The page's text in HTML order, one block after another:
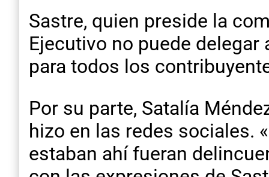
Sastre, quien preside la
Ejecutivo no puede
para todos los
Por su parte, Satalía
hizo en las redes sociales.
estaban ahí fueran